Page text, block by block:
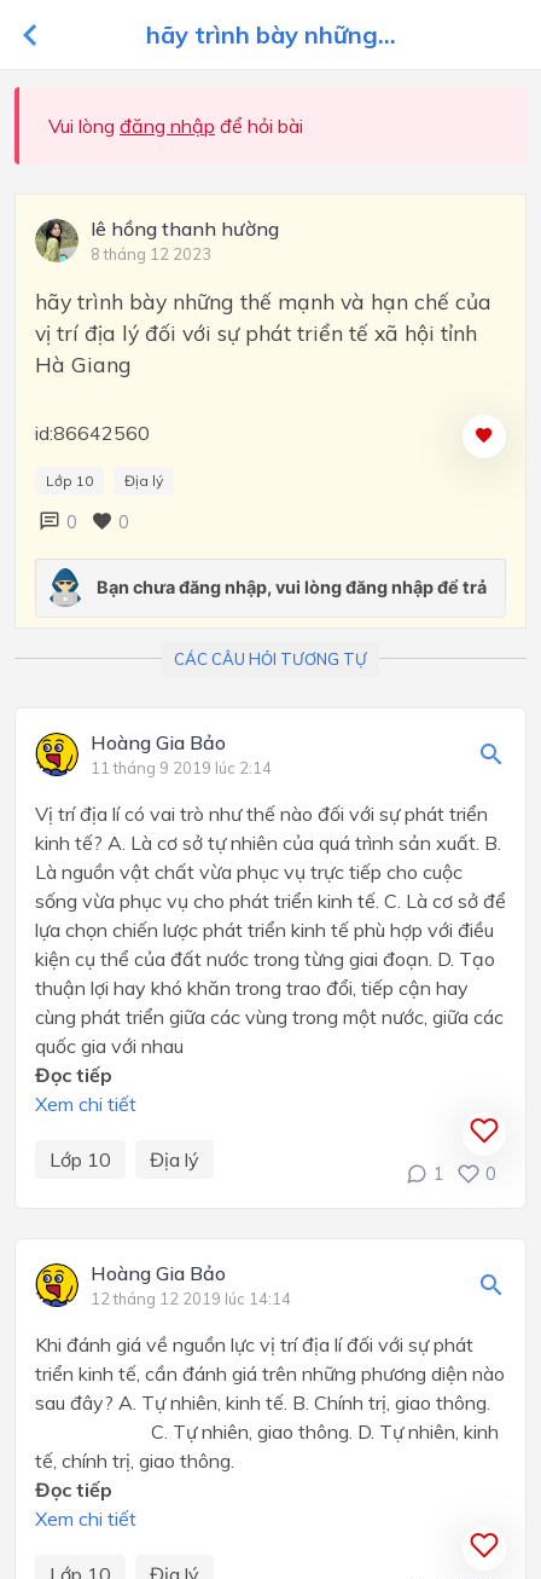
hãy trình bày những...
Vui lòng đăng nhập để hỏi bài
lê hồng thanh hường
8 tháng 12 2023
hãy trình bày những thế mạnh và hạn chế của
vị trí địa lý đối với sự phát triển tế xã hội tỉnh
Hà Giang
id:86642560
Lớp 10 Địa lý
0 0
CÁC CÂU HỎI TƯƠNG TỰ
Hoàng Gia Bảo
11 tháng 9 2019 lúc 2:14
Vị trí địa lí có vai trò như thế nào đối với sự phát triển
kinh tế? A. Là cơ sở tự nhiên của quá trình sản xuất. B.
Là nguồn vật chất vừa phục vụ trực tiếp cho cuộc
sống vừa phục vụ cho phát triển kinh tế. C. Là cơ sở để
lựa chọn chiến lược phát triển kinh tế phù hợp với điều
kiện cụ thể của đất nước trong từng giai đoạn. D. Tạo
thuận lợi hay khó khăn trong trao đổi, tiếp cận hay
cùng phát triển giữa các vùng trong một nước, giữa các
quốc gia với nhau
Đọc tiếp
Xem chi tiết
Lớp 10 Địa lý
1 0
Hoàng Gia Bảo
12 tháng 12 2019 lúc 14:14
Khi đánh giá về nguồn lực vị trí địa lí đối với sự phát
triển kinh tế, cần đánh giá trên những phương diện nào
sau đây? A. Tự nhiên, kinh tế. B. Chính trị, giao thông.
C. Tự nhiên, giao thông. D. Tự nhiên, kinh
tế, chính trị, giao thông.
Đọc tiếp
Xem chi tiết
Lớp 10 Địa lý